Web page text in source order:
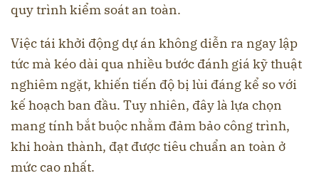
quy trình kiểm soát an toàn.
Việc tái khởi động dự án không diễn ra ngay lập
tức mà kéo dài qua nhiều bước đánh giá kỹ thuật
nghiêm ngặt, khiến tiến độ bị lùi đáng kể so với
kế hoạch ban đầu. Tuy nhiên, đây là lựa chọn
mang tính bắt buộc nhằm đảm bảo công trình,
khi hoàn thành, đạt được tiêu chuẩn an toàn ở
mức cao nhất.